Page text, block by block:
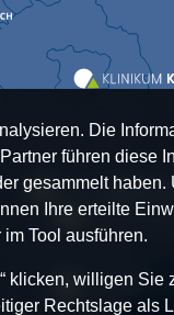
Die
führen diese
gesammelt haben.
Ihre erteilte
Tool ausführen.
klicken, willigen Sie
Rechtslage als